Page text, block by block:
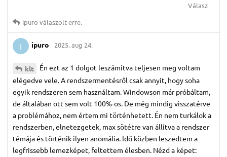
Válasz
ipuro válaszolt erre.
I ipuro 2025. aug 24.
klt
Én ezt az 1 dolgot leszámítva teljesen meg voltam
elégedve vele. A rendszermentésről csak annyit, hogy soha
egyik rendszeren sem használtam. Windowson már próbáltam,
de általában ott sem volt 100%-os. De még mindig visszatérve
a problémához, nem értem mi történhetett. Én nem turkálok a
rendszerben, elnetezgetek, max sötétre van állítva a rendszer
témája és történik ilyen anomália. Idő közben leszedtem a
legfrissebb lemezképet, feltettem élesben. Nézd a képet: